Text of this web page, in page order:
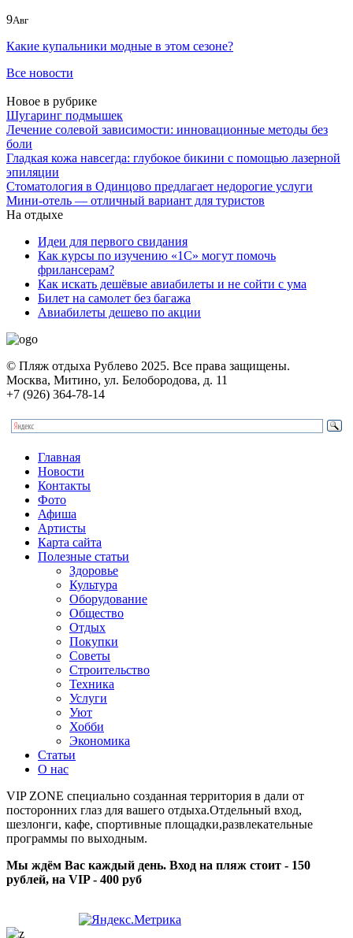
9Авг
Какие купальники модные в этом сезоне?
Все новости
Новое в рубрике
Шугаринг подмышек
Лечение солевой зависимости: инновационные методы без
боли
Гладкая кожа навсегда: глубокое бикини с помощью лазерной
эпиляции
Стоматология в Одинцово предлагает недорогие услуги
Мини-отель — отличный вариант для туристов
На отдыхе
Идеи для первого свидания
Как курсы по изучению «1С» могут помочь
фрилансерам?
Как искать дешёвые авиабилеты и не сойти с ума
Билет на самолет без багажа
Авиабилеты дешево по акции
© Пляж отдыха Рублево 2025. Все права защищены.
Москва, Митино, ул. Белобородова, д. 11
+7 (926) 364-78-14
Главная
Новости
Контакты
Фото
Афиша
Артисты
Карта сайта
Полезные статьи
Здоровье
Культура
Оборудование
Общество
Отдых
Покупки
Советы
Строительство
Техника
Услуги
Уют
Хобби
Экономика
Статьи
О нас
VIP ZONE специально созданная территория в дали от
посторонних глаз для вашего отдыха.Отдельный вход,
шезлонги, кафе, спортивные площадки,развлекательные
программы по выходным.
Мы ждём Вас каждый день. Вход на пляж стоит - 150
рублей, на VIP - 400 руб